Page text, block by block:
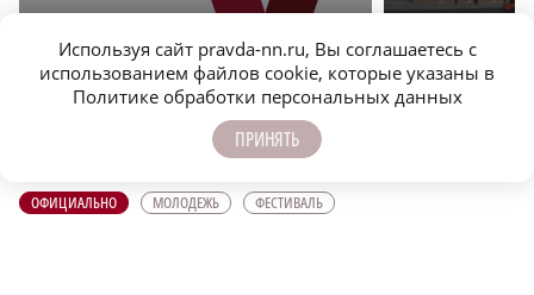
ОФИЦИАЛЬНО r
Нижегородская область вошла в число лидеров
научно-популярного туризма
ОФИЦИАЛЬНО
Специальный
ОФИЦИАЛЬНО МОЛОДЕЖЬ ФЕСТИВАЛЬ
Используя сайт pravda-nn.ru, Вы соглашаетесь с
использованием файлов cookie, которые указаны в
Политике обработки персональных данных
ПРИНЯТЬ